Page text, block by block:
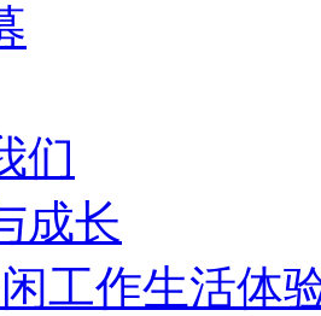
们
成长
工作生活体